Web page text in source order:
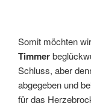
Somit möchten
Timmer
Schluss, aber
abgegeben und
für das